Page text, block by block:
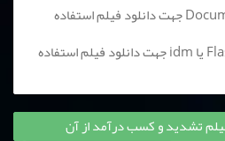
در گوشی ios از برنامه Documents جهت دانلود فیلم استفاده
در کامپیوتر از برنامه Flash Get یا idm جهت دانلود فیلم استفاده
تشدید و کسب درآمد از آن